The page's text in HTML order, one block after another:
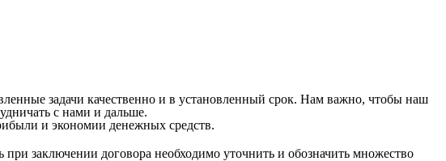
задачи качественно и в установленный срок. Нам важно, чтобы наш
с нами и дальше.
и экономии денежных средств.
заключении договора необходимо уточнить и обозначить множество